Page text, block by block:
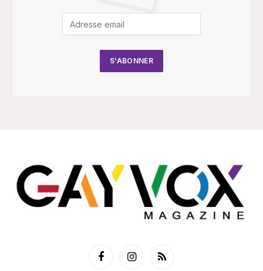
FacebookInstagramRSS